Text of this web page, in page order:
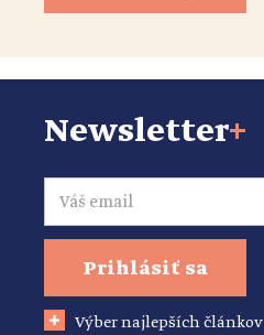
Newsletter+
Email
Prihlásiť sa
Výber najlepších článkov